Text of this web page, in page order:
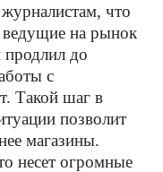
журналистам, что
ведущие на рынок
до
с
Такой шаг в
позволит
магазины.
несет огромные